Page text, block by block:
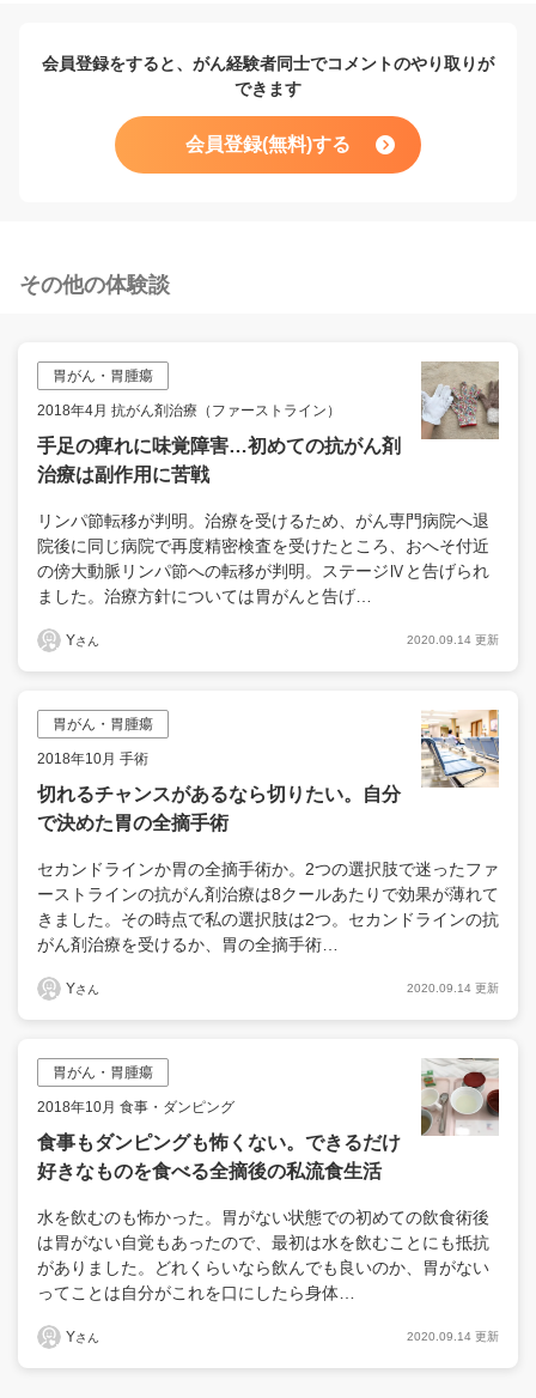
会員登録をすると、がん経験者同士でコメントのやり取りが
できます
会員登録(無料)する
その他の体験談
胃がん・胃腫瘍
2018年4月 抗がん剤治療（ファーストライン）
手足の痺れに味覚障害…初めての抗がん剤
治療は副作用に苦戦
リンパ節転移が判明。治療を受けるため、がん専門病院へ退
院後に同じ病院で再度精密検査を受けたところ、おへそ付近
の傍大動脈リンパ節への転移が判明。ステージⅣと告げられ
ました。治療方針については胃がんと告げ…
Yさん 2020.09.14 更新
胃がん・胃腫瘍
2018年10月 手術
切れるチャンスがあるなら切りたい。自分
で決めた胃の全摘手術
セカンドラインか胃の全摘手術か。2つの選択肢で迷ったファ
ーストラインの抗がん剤治療は8クールあたりで効果が薄れて
きました。その時点で私の選択肢は2つ。セカンドラインの抗
がん剤治療を受けるか、胃の全摘手術…
Yさん 2020.09.14 更新
胃がん・胃腫瘍
2018年10月 食事・ダンピング
食事もダンピングも怖くない。できるだけ
好きなものを食べる全摘後の私流食生活
水を飲むのも怖かった。胃がない状態での初めての飲食術後
は胃がない自覚もあったので、最初は水を飲むことにも抵抗
がありました。どれくらいなら飲んでも良いのか、胃がない
ってことは自分がこれを口にしたら身体…
Yさん 2020.09.14 更新